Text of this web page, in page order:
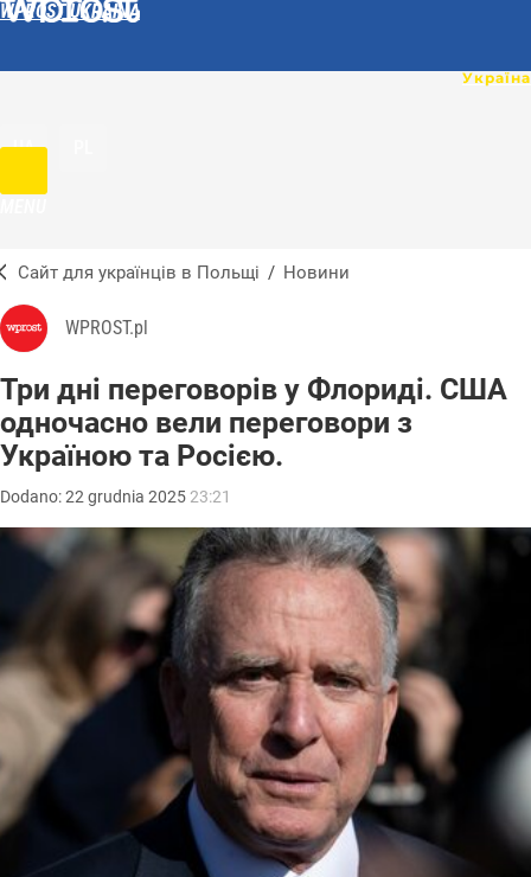
WPROST UKRAINA
UA
Сайт для українців в Польщі / Новини
WPROST.pl
Три дні переговорів у Флориді. США
одночасно вели переговори з
Україною та Росією.
Dodano:22 grudnia 2025 23:21